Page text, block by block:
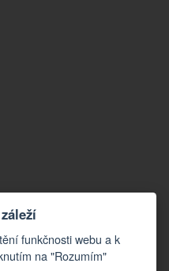
funkčnosti webu a k
na "Rozumím"